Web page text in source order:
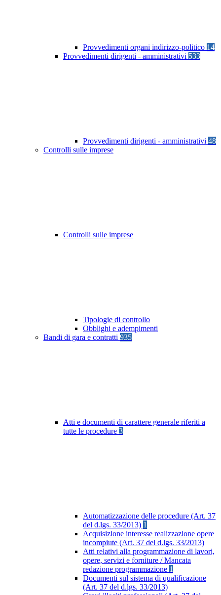
Provvedimenti organi indirizzo-politico 14
Provvedimenti dirigenti - amministrativi 533
Provvedimenti dirigenti - amministrativi 48
Controlli sulle imprese
Controlli sulle imprese
Tipologie di controllo
Obblighi e adempimenti
Bandi di gara e contratti 935
Atti e documenti di carattere generale riferiti a
tutte le procedure 3
Automatizzazione delle procedure (Art. 37
del d.lgs. 33/2013) 1
Acquisizione interesse realizzazione opere
incompiute (Art. 37 del d.lgs. 33/2013)
Atti relativi alla programmazione di lavori,
opere, servizi e forniture / Mancata
redazione programmazione 1
Documenti sul sistema di qualificazione
(Art. 37 del d.lgs. 33/2013)